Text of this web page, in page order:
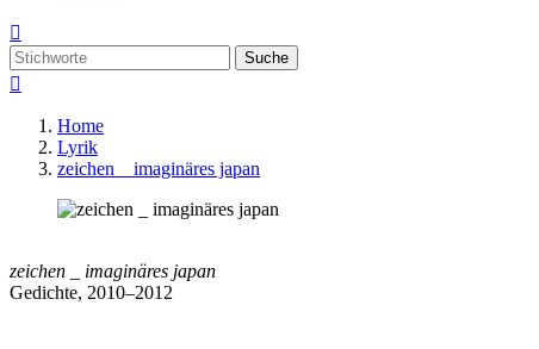

Suche

Home
Lyrik
zeichen _ imaginäres japan
zeichen _ imaginäres japan
Gedichte, 2010–2012